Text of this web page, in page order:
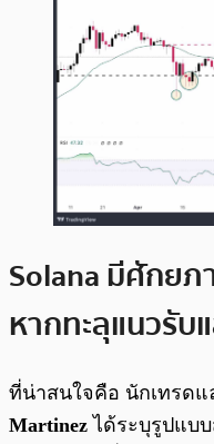
Solana มีศักย
หากทะลุแนวรั
ที่น่าสนใจคือ นักเทรดแ
Martinez ได้ระบุรูปแบ